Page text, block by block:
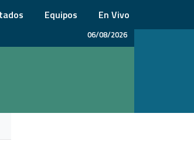
Equipos En Vivo
06/08/2026